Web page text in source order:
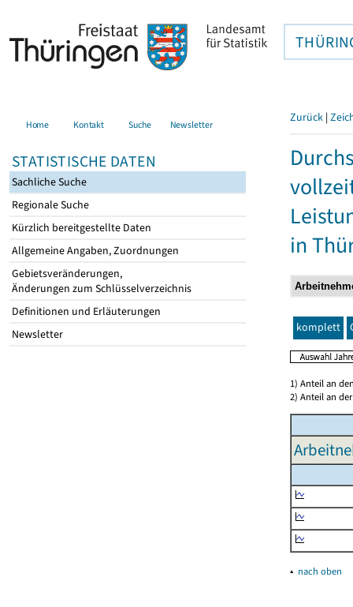
Home Kontakt Suche Newsletter
STATISTISCHE DATEN
Sachliche Suche
Regionale Suche
Kürzlich bereitgestellte Daten
Allgemeine Angaben, Zuordnungen
Gebietsveränderungen,
Änderungen zum Schlüsselverzeichnis
Definitionen und Erläuterungen
Newsletter
Zurück |
in
komplett
1) Anteil an
2) Anteil an
▴ nach oben